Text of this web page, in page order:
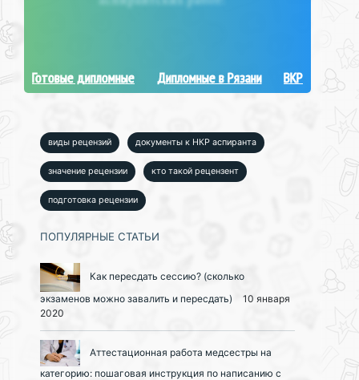
Готовые дипломные Дипломные в Рязани ВКР
виды рецензий документы к НКР аспиранта
значение рецензии кто такой рецензент
подготовка рецензии
ПОПУЛЯРНЫЕ СТАТЬИ
Как пересдать сессию? (сколько
экзаменов можно завалить и пересдать)
10 января
2020
Аттестационная работа медсестры на
категорию: пошаговая инструкция по написанию с